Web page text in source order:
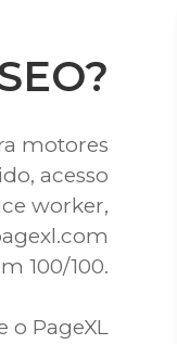
motores
acesso
worker,
100/100.
o PageXL